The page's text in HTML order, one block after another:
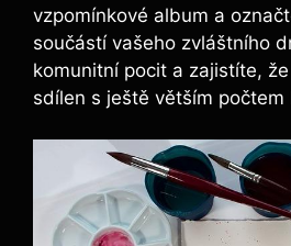
vzpomínkové album a
součástí vašeho zvláštního
komunitní pocit a zajistíte,
sdílen s ještě větším počtem